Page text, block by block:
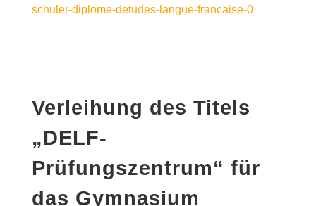
schuler-diplome-detudes-langue-francaise-0
Verleihung des Titels
„DELF-
Prüfungszentrum“ für
das Gymnasium